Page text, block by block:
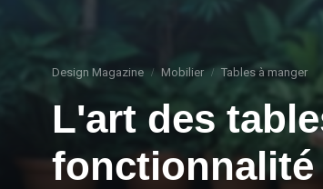
Design Magazine Mobilier Tables à manger
L'art des
fonctionnalité